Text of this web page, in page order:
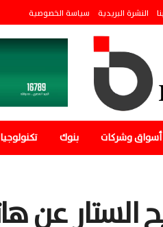
النشرة البريدية سياسة الخصوصية
أسواق وشركات بنوك تكنولوجيا